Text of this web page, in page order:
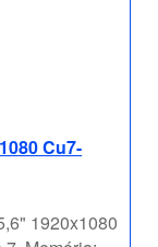
Cu7-
1920x1080